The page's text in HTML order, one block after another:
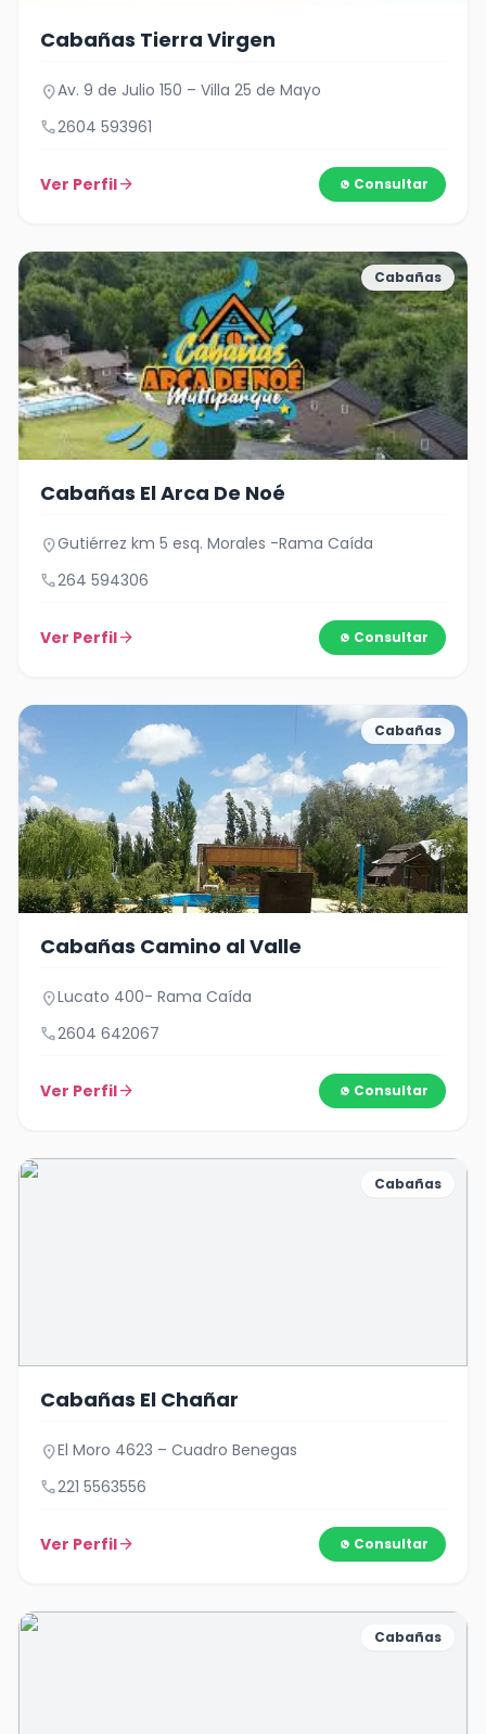
Cabañas Tierra Virgen
location_onAv. 9 de Julio 150 – Villa 25 de Mayo
call2604 593961
Ver Perfilarrow_forward Consultar
Cabañas
Cabañas El Arca De Noé
location_onGutiérrez km 5 esq. Morales -Rama Caída
call264 594306
Ver Perfilarrow_forward Consultar
Cabañas
Cabañas Camino al Valle
location_onLucato 400- Rama Caída
call2604 642067
Ver Perfilarrow_forward Consultar
Cabañas
Cabañas El Chañar
location_onEl Moro 4623 – Cuadro Benegas
call221 5563556
Ver Perfilarrow_forward Consultar
Cabañas